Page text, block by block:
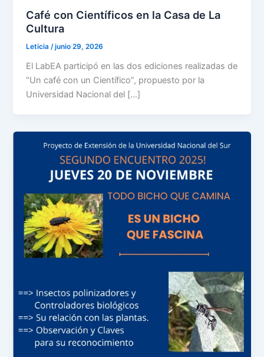
Café con Científicos en la Casa de La
Cultura
Leticia/junio 29, 2026
El LabEA participó en las dos ediciones realizadas de
“Un café con un Científico”, propuesto por la
Universidad Nacional del […]